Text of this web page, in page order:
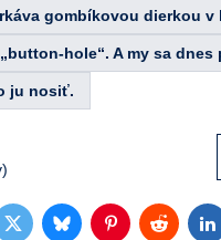
gombíkovou dierkou v
hole“. A my sa dnes
ju nosiť.
TwitterBlueskyPinterestReddit